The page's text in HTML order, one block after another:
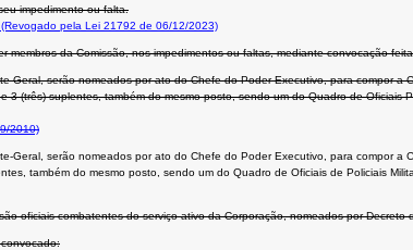
impedimento ou falta.
(Revogado pela Lei 21792 de 06/12/2023)
membros da Comissão, nos impedimentos ou faltas, mediante convocação
Geral, serão nomeados por ato do Chefe do Poder Executivo, para compor
3 (três) suplentes, também do mesmo posto, sendo um do Quadro de
2010)
Geral, serão nomeados por ato do Chefe do Poder Executivo, para compor
também do mesmo posto, sendo um do Quadro de Oficiais de Policiais
oficiais combatentes do serviço ativo da Corporação, nomeados por